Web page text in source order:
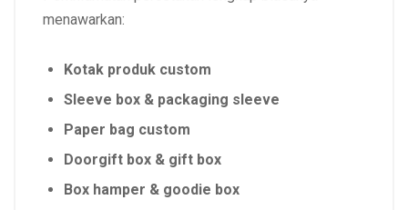
menawarkan:
Kotak produk custom
Sleeve box & packaging sleeve
Paper bag custom
Doorgift box & gift box
Box hamper & goodie box